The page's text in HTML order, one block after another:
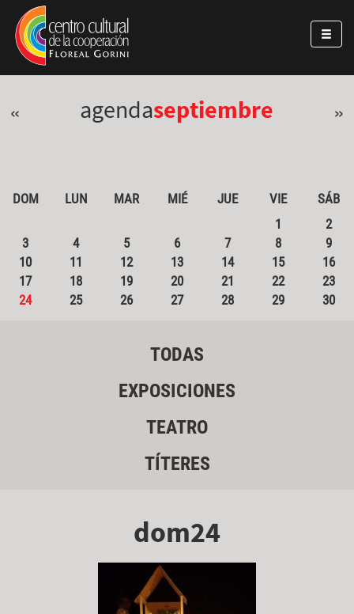
Pasar al contenido principal
Jump to main content
« agendaseptiembre »
DOM LUN MAR MIÉ JUE VIE
SÁB
1
2
3
4 5 6 7 8
9
10
11 12 13 14 15
16
17
18 19 20 21 22
23
24
25 26 27 28 29 30
TODAS
EXPOSICIONES
TEATRO
TÍTERES
dom24